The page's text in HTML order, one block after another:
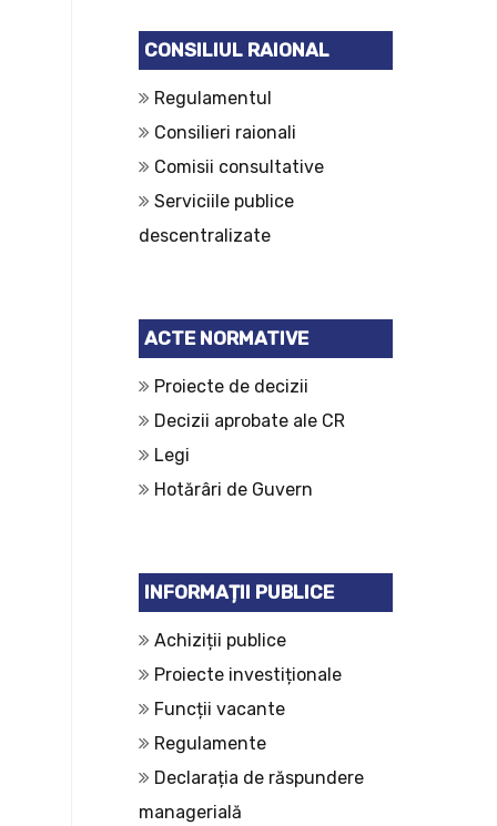
CONSILIUL RAIONAL
Regulamentul
Consilieri raionali
Comisii consultative
Serviciile publice
descentralizate
ACTE NORMATIVE
Proiecte de decizii
Decizii aprobate ale CR
Legi
Hotărâri de Guvern
INFORMAȚII PUBLICE
Achiziții publice
Proiecte investiționale
Funcții vacante
Regulamente
Declarația de răspundere
managerială